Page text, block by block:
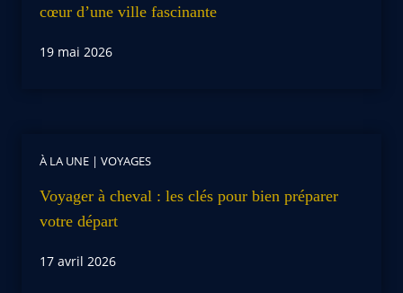
cœur d’une ville fascinante
19 mai 2026
À LA UNE | VOYAGES
Voyager à cheval : les clés pour bien préparer
votre départ
17 avril 2026